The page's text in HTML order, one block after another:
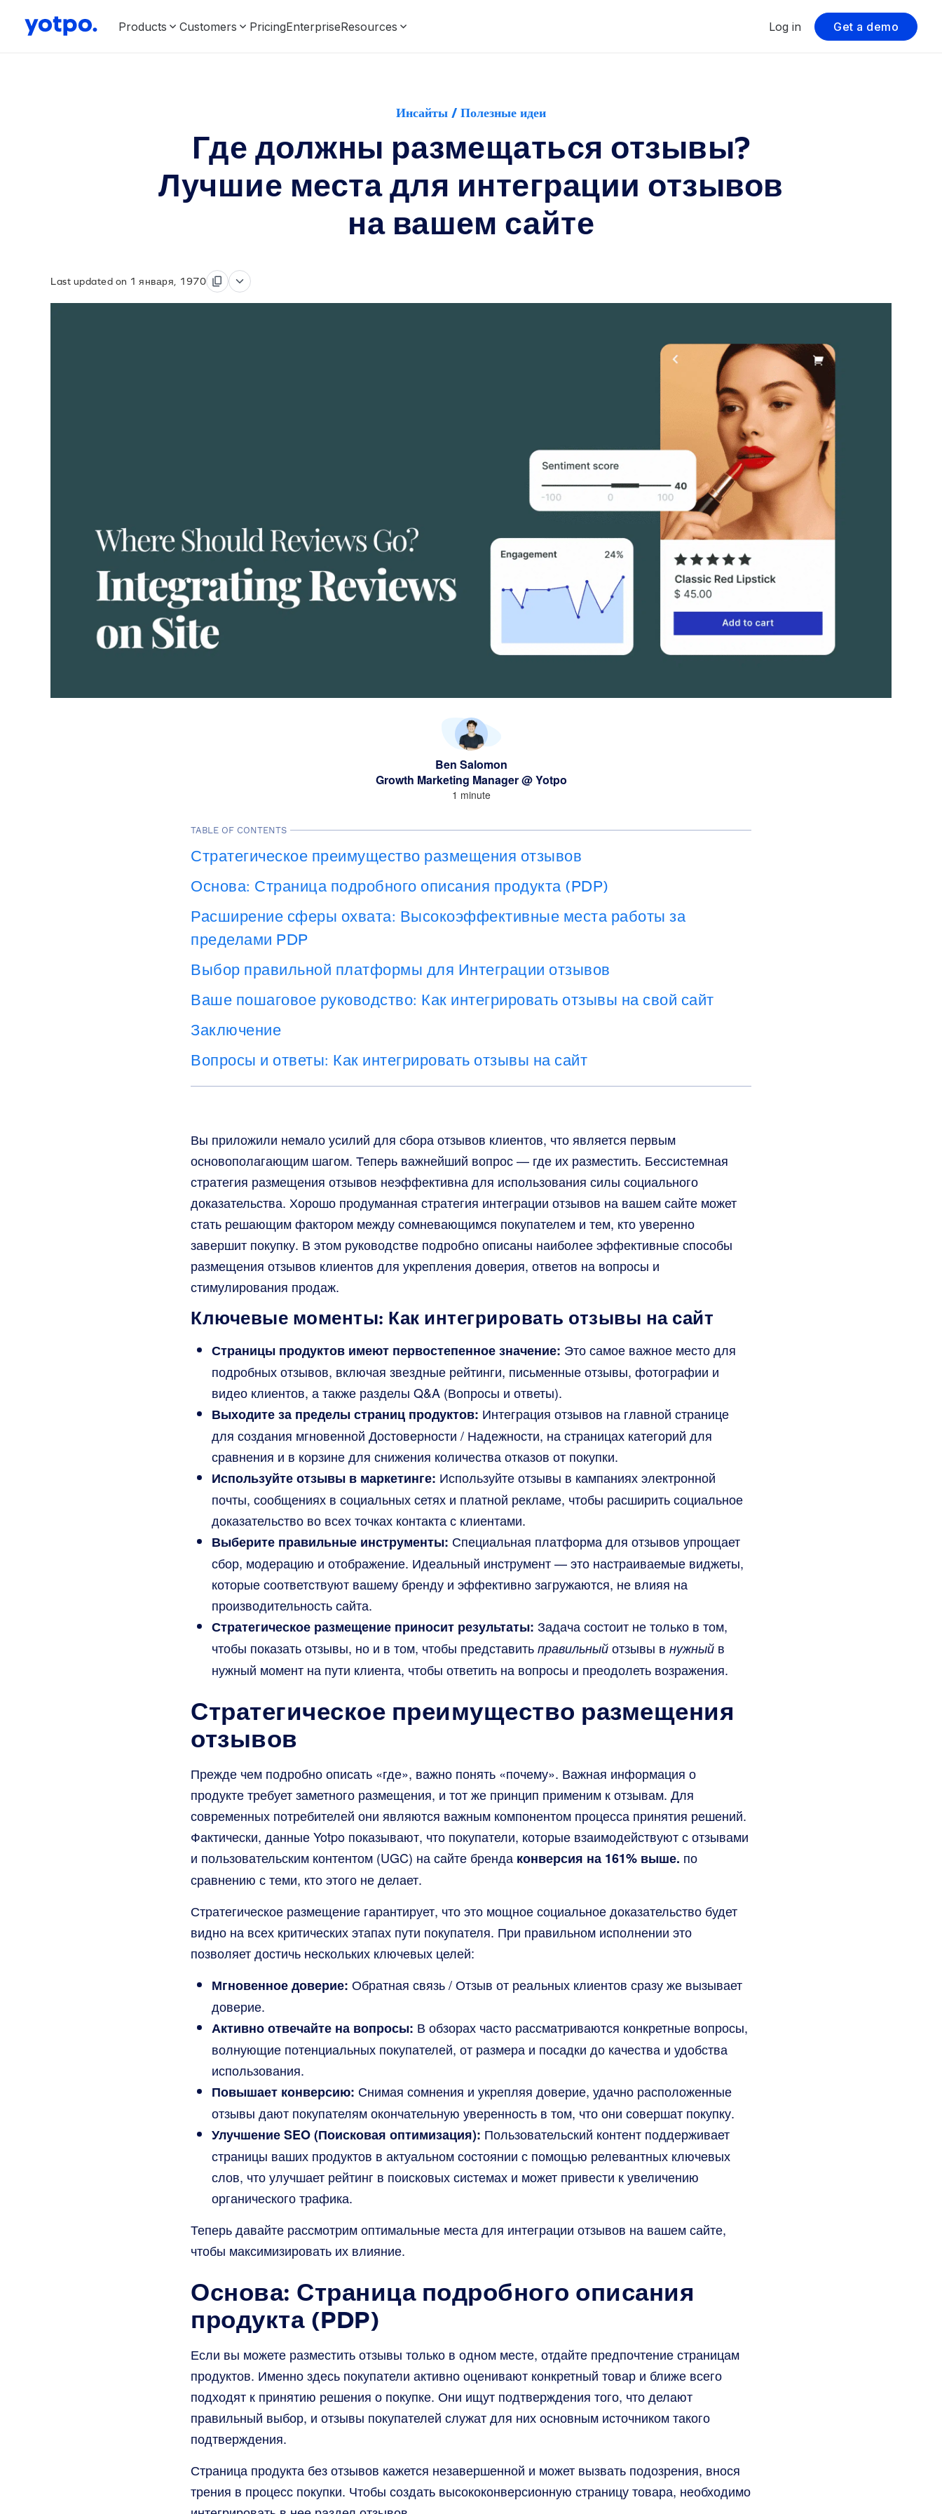
Products Customers PricingEnterpriseResources Log in Get a demo
Инсайты / Полезные идеи
Где должны размещаться отзывы?
Лучшие места для интеграции отзывов
на вашем сайте
Last updated on 1 января, 1970
Ben Salomon
Growth Marketing Manager @ Yotpo
1 minute
TABLE OF CONTENTS
Стратегическое преимущество размещения отзывов
Основа: Страница подробного описания продукта (PDP)
Расширение сферы охвата: Высокоэффективные места работы за
пределами PDP
Выбор правильной платформы для Интеграции отзывов
Ваше пошаговое руководство: Как интегрировать отзывы на свой сайт
Заключение
Вопросы и ответы: Как интегрировать отзывы на сайт
Вы приложили немало усилий для сбора отзывов клиентов, что является первым
основополагающим шагом. Теперь важнейший вопрос — где их разместить. Бессистемная
стратегия размещения отзывов неэффективна для использования силы социального
доказательства. Хорошо продуманная стратегия интеграции отзывов на вашем сайте может
стать решающим фактором между сомневающимся покупателем и тем, кто уверенно
завершит покупку. В этом руководстве подробно описаны наиболее эффективные способы
размещения отзывов клиентов для укрепления доверия, ответов на вопросы и
стимулирования продаж.
Ключевые моменты: Как интегрировать отзывы на сайт
Страницы продуктов имеют первостепенное значение: Это самое важное место для
подробных отзывов, включая звездные рейтинги, письменные отзывы, фотографии и
видео клиентов, а также разделы Q&A (Вопросы и ответы).
Выходите за пределы страниц продуктов: Интеграция отзывов на главной странице
для создания мгновенной Достоверности / Надежности, на страницах категорий для
сравнения и в корзине для снижения количества отказов от покупки.
Используйте отзывы в маркетинге: Используйте отзывы в кампаниях электронной
почты, сообщениях в социальных сетях и платной рекламе, чтобы расширить социальное
доказательство во всех точках контакта с клиентами.
Выберите правильные инструменты: Специальная платформа для отзывов упрощает
сбор, модерацию и отображение. Идеальный инструмент — это настраиваемые виджеты,
которые соответствуют вашему бренду и эффективно загружаются, не влияя на
производительность сайта.
Стратегическое размещение приносит результаты: Задача состоит не только в том,
чтобы показать отзывы, но и в том, чтобы представить правильный отзывы в нужный в
нужный момент на пути клиента, чтобы ответить на вопросы и преодолеть возражения.
Стратегическое преимущество размещения
отзывов
Прежде чем подробно описать «где», важно понять «почему». Важная информация о
продукте требует заметного размещения, и тот же принцип применим к отзывам. Для
современных потребителей они являются важным компонентом процесса принятия решений.
Фактически, данные Yotpo показывают, что покупатели, которые взаимодействуют с отзывами
и пользовательским контентом (UGC) на сайте бренда конверсия на 161% выше. по
сравнению с теми, кто этого не делает.
Стратегическое размещение гарантирует, что это мощное социальное доказательство будет
видно на всех критических этапах пути покупателя. При правильном исполнении это
позволяет достичь нескольких ключевых целей:
Мгновенное доверие: Обратная связь / Отзыв от реальных клиентов сразу же вызывает
доверие.
Активно отвечайте на вопросы: В обзорах часто рассматриваются конкретные вопросы,
волнующие потенциальных покупателей, от размера и посадки до качества и удобства
использования.
Повышает конверсию: Снимая сомнения и укрепляя доверие, удачно расположенные
отзывы дают покупателям окончательную уверенность в том, что они совершат покупку.
Улучшение SEO (Поисковая оптимизация): Пользовательский контент поддерживает
страницы ваших продуктов в актуальном состоянии с помощью релевантных ключевых
слов, что улучшает рейтинг в поисковых системах и может привести к увеличению
органического трафика.
Теперь давайте рассмотрим оптимальные места для интеграции отзывов на вашем сайте,
чтобы максимизировать их влияние.
Основа: Страница подробного описания
продукта (PDP)
Если вы можете разместить отзывы только в одном месте, отдайте предпочтение страницам
продуктов. Именно здесь покупатели активно оценивают конкретный товар и ближе всего
подходят к принятию решения о покупке. Они ищут подтверждения того, что делают
правильный выбор, и отзывы покупателей служат для них основным источником такого
подтверждения.
Страница продукта без отзывов кажется незавершенной и может вызвать подозрения, внося
трения в процесс покупки. Чтобы создать высококонверсионную страницу товара, необходимо